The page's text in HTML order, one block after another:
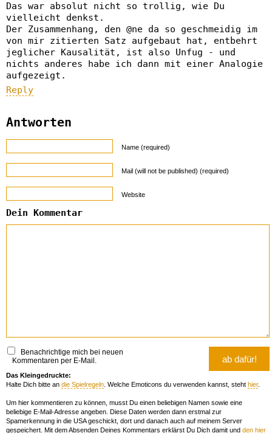
Das war absolut nicht so trollig, wie Du
vielleicht denkst.
Der Zusammenhang, den @ne da so geschmeidig im
von mir zitierten Satz aufgebaut hat, entbehrt
jeglicher Kausalität, ist also Unfug - und
nichts anderes habe ich dann mit einer Analogie
aufgezeigt.
Reply
Antworten
Name (required)
Mail (will not be published) (required)
Website
Dein Kommentar
Benachrichtige mich bei neuen
Kommentaren per E-Mail.
Das Kleingedruckte:
Halte Dich bitte an die Spielregeln . Welche Emoticons du verwenden kannst, steht hier.
Um hier kommentieren zu können, musst Du einen beliebigen Namen sowie eine
beliebige E-Mail-Adresse angeben. Diese Daten werden dann erstmal zur
Spamerkennung in die USA geschickt, dort und danach auch auf meinem Server
gespeichert. Mit dem Absenden Deines Kommentars erklärst Du Dich damit und den hier